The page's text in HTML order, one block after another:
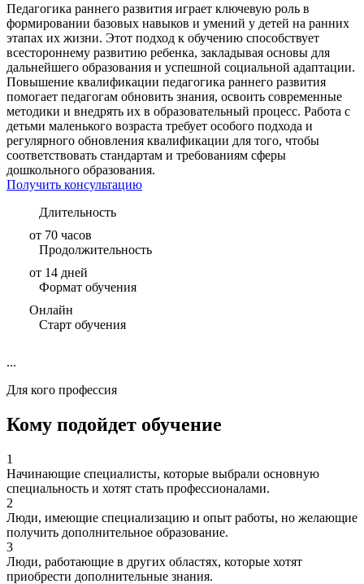
Педагогика раннего развития играет ключевую роль в
формировании базовых навыков и умений у детей на ранних
этапах их жизни. Этот подход к обучению способствует
всестороннему развитию ребенка, закладывая основы для
дальнейшего образования и успешной социальной адаптации.
Повышение квалификации педагогика раннего развития
помогает педагогам обновить знания, освоить современные
методики и внедрять их в образовательный процесс. Работа с
детьми маленького возраста требует особого подхода и
регулярного обновления квалификации для того, чтобы
соответствовать стандартам и требованиям сферы
дошкольного образования.
Получить консультацию
Длительность
от 70 часов
Продолжительность
от 14 дней
Формат обучения
Онлайн
Старт обучения
...
Для кого профессия
Кому подойдет обучение
1
Начинающие специалисты, которые выбрали основную
специальность и хотят стать профессионалами.
2
Люди, имеющие специализацию и опыт работы, но желающие
получить дополнительное образование.
3
Люди, работающие в других областях, которые хотят
приобрести дополнительные знания.